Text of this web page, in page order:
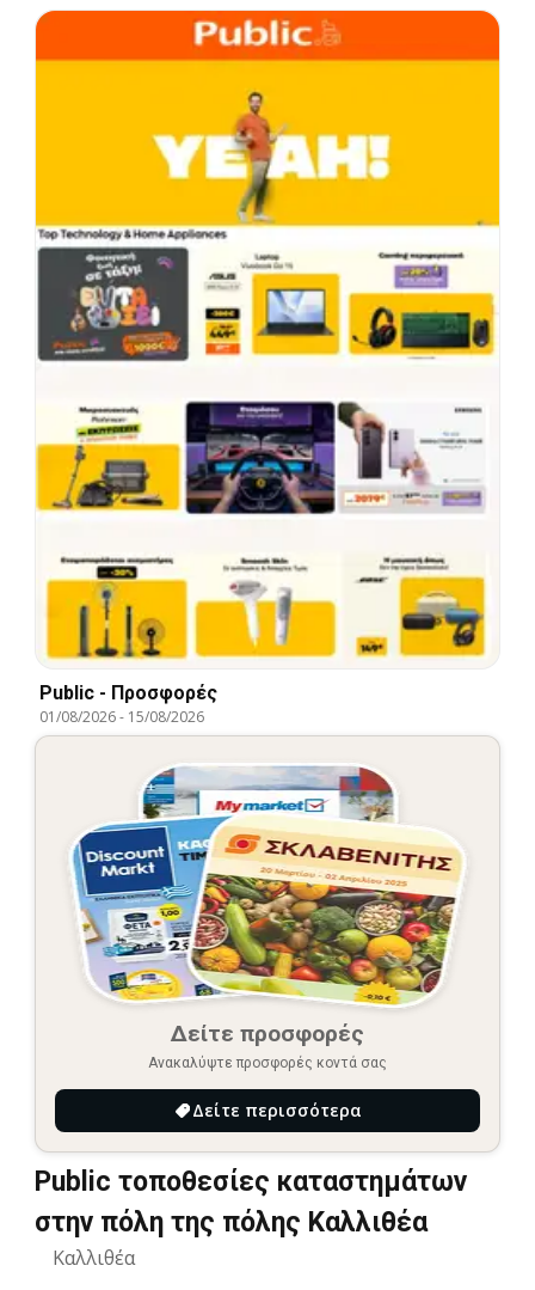
Public - Προσφορές
01/08/2026- 15/08/2026
Δείτε προσφορές
Ανακαλύψτε προσφορές κοντά σας
Δείτε περισσότερα
Public τοποθεσίες καταστημάτων
στην πόλη της πόλης Καλλιθέα
Καλλιθέα